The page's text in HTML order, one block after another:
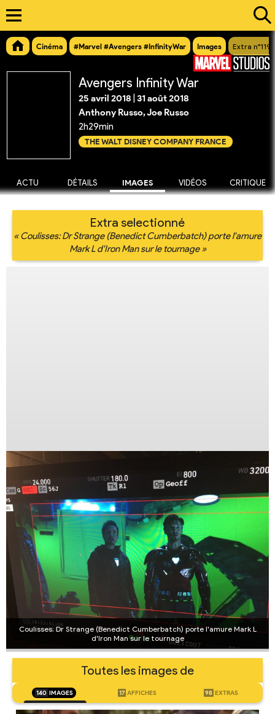
Cinéma #Marvel #Avengers #InfinityWar Images Extra
Avengers Infinity War
25 avril 2018 31 août 2018
Anthony Russo, Joe Russo
2h29min
THE WALT DISNEY COMPANY FRANCE
ACTU DÉTAILS IMAGES VIDÉOS CRITIQUE
Extra selectionné
« Coulisses: Dr Strange (Benedict Cumberbatch) porte l'amure
Mark L d'Iron Man sur le tournage »
Coulisses: Dr Strange (Benedict Cumberbatch) porte l'amure Mark L
d'Iron Man sur le tournage
Toutes les images de
140 IMAGES 17 AFFICHES 98 EXTRAS